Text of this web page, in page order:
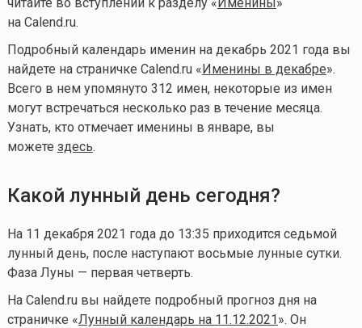
на Calend.ru.
Подробный календарь именин на декабрь 2021 года вы
найдете на страничке Calend.ru «Именины в декабре».
Всего в нем упомянуто 312 имен, некоторые из имен
могут встречаться несколько раз в течение месяца.
Узнать, кто отмечает именины в январе, вы
можете здесь.
Какой лунный день сегодня?
На 11 декабря 2021 года до 13:35 приходится седьмой
лунный день, после наступают восьмые лунные сутки.
Фаза Луны — первая четверть.
На Calend.ru вы найдете подробный прогноз дня на
страничке «Лунный календарь на 11.12.2021». Он